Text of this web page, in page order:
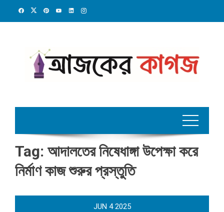
Tag: আদালতের নিষেধাঙ্গা উপেক্ষা করে
নির্মাণ কাজ শুরুর প্রস্তুতি
JUN 4 2025